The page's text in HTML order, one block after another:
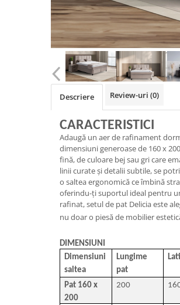
Descriere Review-uri (0)
CARACTERISTICI
Adaugă un aer de rafinament
dimensiuni generoase de 160 x
fină, de culoare bej sau gri care
linii curate și detalii subtile, se
o saltea ergonomică ce îmbină
oferindu-ți suportul ideal pentru
rafinat, setul de pat Delicia este
nu doar o piesă de mobilier
DIMENSIUNI
Dimensiuni
saltea
Lungime
pat
Pat 160 x
200
200